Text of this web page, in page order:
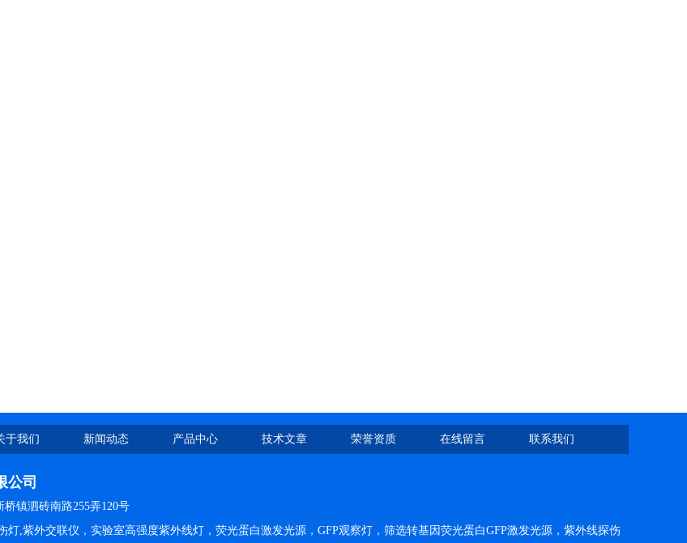
于我们 新闻动态 产品中心 技术文章 荣誉资质 在线留言 联系我们
公司
镇泗砖南路255弄120号
灯,紫外交联仪，实验室高强度紫外线灯，荧光蛋白激发光源，GFP观察灯，筛选转基因荧光蛋白GFP激发光源，紫外线探伤